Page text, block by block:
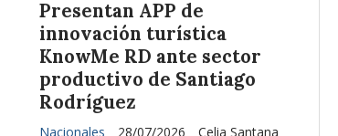
Presentan APP de
innovación turística
KnowMe RD ante sector
productivo de Santiago
Rodríguez
Celia Santana
Nacionales 28/07/2026